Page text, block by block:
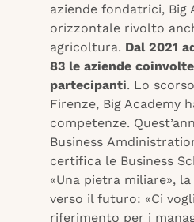
aziende fondatrici,
orizzontale rivolto
agricoltura. Dal 2021
83 le aziende
partecipanti. Lo
Firenze, Big Academy
competenze.
Business
certifica le Business
«Una pietra miliare»,
verso il futuro: «Ci
riferimento per i